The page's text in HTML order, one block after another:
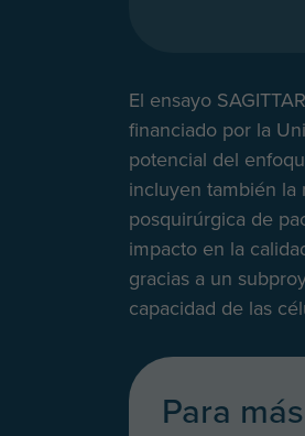
El ensayo
financiado por la
potencial del
incluyen también la
posquirúrgica de
impacto en la
gracias a un
capacidad de las
Para